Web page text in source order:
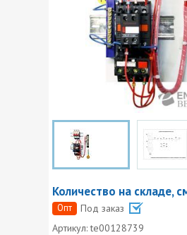
Количество на складе,
Опт
Под заказ
Артикул:te00128739